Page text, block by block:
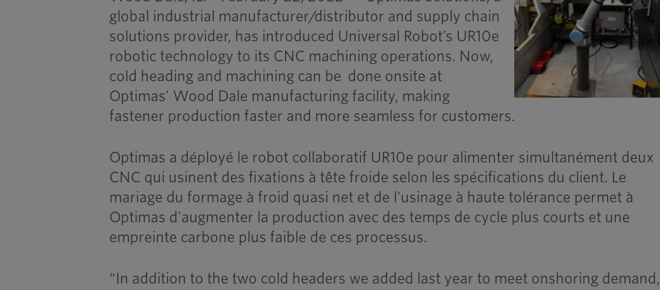
global industrial manufacturer/distributor and supply chain
solutions provider, has introduced Universal Robot’s UR10e
robotic technology to its CNC machining operations. Now,
cold heading and machining can be done onsite at
Optimas’ Wood Dale manufacturing facility, making
fastener production faster and more seamless for customers.
Optimas a déployé le robot collaboratif UR10e pour alimenter simultanément deux
CNC qui usinent des fixations à tête froide selon les spécifications du client. Le
mariage du formage à froid quasi net et de l'usinage à haute tolérance permet à
Optimas d'augmenter la production avec des temps de cycle plus courts et une
empreinte carbone plus faible de ces processus.
“In addition to the two cold headers we added last year to meet onshoring demand,